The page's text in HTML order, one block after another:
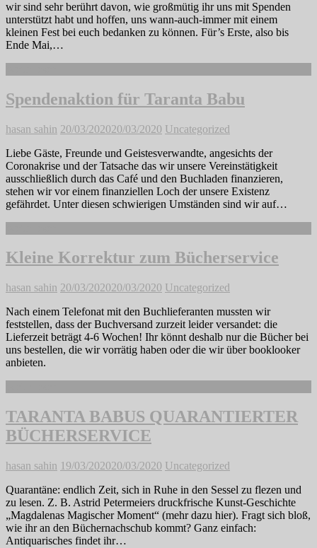
wir sind sehr berührt davon, wie großmütig ihr uns mit Spenden
unterstützt habt und hoffen, uns wann-auch-immer mit einem
kleinen Fest bei euch bedanken zu können. Für’s Erste, also bis
Ende Mai,…
Spendenaktion für Taranta Babu
hasan sahin 20/03/202020/03/2020 Uncategorized
Liebe Gäste, Freunde und Geistesverwandte, angesichts der
Coronakrise und der Tatsache das wir unsere Vereinstätigkeit
ausschließlich durch das Café und den Buchladen finanzieren,
stehen wir vor einem finanziellen Loch der unsere Existenz
gefährdet. Unter diesen schwierigen Umständen sind wir auf…
Kleine Korrektur zum Bücherservice
hasan sahin 20/03/202020/03/2020 Uncategorized
Nach einem Telefonat mit den Buchlieferanten mussten wir
feststellen, dass der Buchversand zurzeit leider versandet: die
Lieferzeit beträgt 4-6 Wochen! Ihr könnt deshalb nur die Bücher bei
uns bestellen, die wir vorrätig haben oder die wir über booklooker
anbieten.
TARANTA BABUS QUARANTIERTER
BÜCHERSERVICE
hasan sahin 19/03/202020/03/2020 Uncategorized
Quarantäne: endlich Zeit, sich in Ruhe in den Sessel zu flezen und
zu lesen. Z. B. Astrid Petermeiers druckfrische Kunst-Geschichte
„Magdalenas Magischer Moment“ (mehr dazu hier). Fragt sich bloß,
wie ihr an den Büchernachschub kommt? Ganz einfach:
Antiquarisches findet ihr…